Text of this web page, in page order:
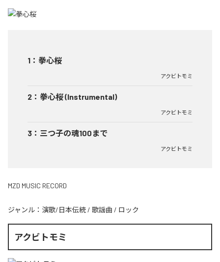
1 ： 拳心桜
アクビトモミ
2 ： 拳心桜 (Instrumental)
アクビトモミ
3 ： 三つ子の魂100まで
アクビトモミ
MZD MUSIC RECORD
ジャンル： 演歌/日本伝統 / 歌謡曲 / ロック
アクビトモミ